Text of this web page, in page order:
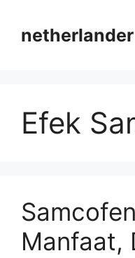
contentnetherlander
Efek
Manfaat,